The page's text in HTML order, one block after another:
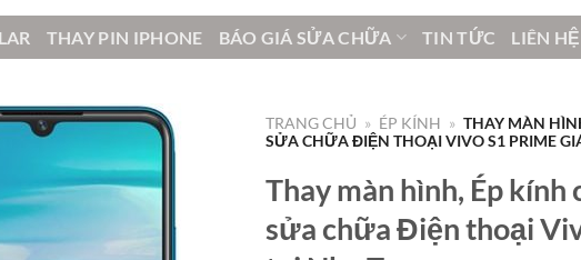
THAY PIN IPHONE BÁO GIÁ SỬA CHỮA TIN TỨC LIÊN HỆ
TRANG CHỦ » ÉP KÍNH » THAY MÀN
SỬA CHỮA ĐIỆN THOẠI VIVO S1 PRIME
Thay màn hình, Ép kính
sửa chữa Điện thoại